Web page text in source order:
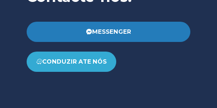
MESSENGER
CONDUZIR ATE NÓS